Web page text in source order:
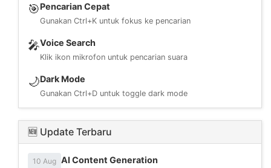
🎯Pencarian Cepat
Gunakan Ctrl+K untuk fokus ke pencarian
🎤Voice Search
Klik ikon mikrofon untuk pencarian suara
🌙Dark Mode
Gunakan Ctrl+D untuk toggle dark mode
🆕 Update Terbaru
10 Aug AI Content Generation